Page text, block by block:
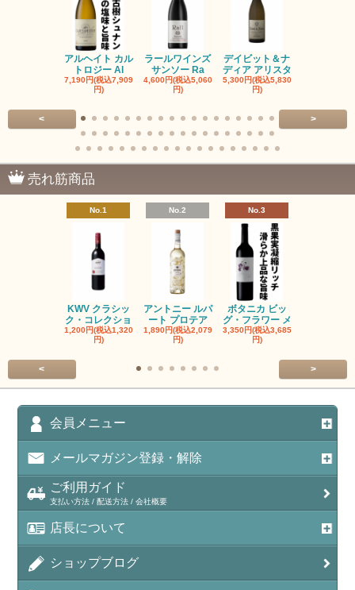
アルヘイト カル
トロジー Al
7,190円(税込7,909
円)
ラールワインズ
サンソー Ra
4,600円(税込5,060
円)
デイビット＆ナ
ディア アリスタ
5,300円(税込5,830
円)
< >
売れ筋商品
No.1
KWV クラシッ
ク・コレクショ
1,200円(税込1,320
円)
No.2
アントニー ルパ
ート プロテア
1,890円(税込2,079
円)
No.3
ボタニカ ビッ
グ・フラワー メ
3,350円(税込3,685
円)
< >
会員メニュー
メールマガジン登録・解除
ご利用ガイド
支払い方法 / 配送方法 / 会社概要
店長について
ショップブログ